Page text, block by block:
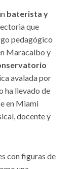
baterista y
que
pedagógico
Maracaibo y
avalada por
ha llevado de
en Miami
docente y
con figuras de